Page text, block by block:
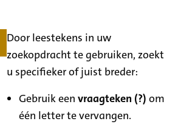
Door leestekens in uw
zoekopdracht te gebruiken, zoekt
u specifieker of juist breder:
Gebruik eenvraagteken (?) om
één letter te vervangen.